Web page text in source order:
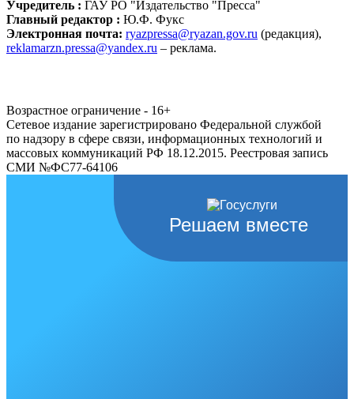
Учредитель : ГАУ РО "Издательство "Пресса"
Главный редактор : Ю.Ф. Фукс
Электронная почта: ryazpressa@ryazan.gov.ru (редакция),
reklamarzn.pressa@yandex.ru – реклама.
Возрастное ограничение - 16+
Сетевое издание зарегистрировано Федеральной службой
по надзору в сфере связи, информационных технологий и
массовых коммуникаций РФ 18.12.2015. Реестровая запись
СМИ №ФС77-64106
Решаем вместе